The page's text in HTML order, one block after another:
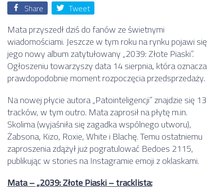
Share Tweet
Mata przyszedł dziś do fanów ze świetnymi
wiadomościami. Jeszcze w tym roku na rynku pojawi się
jego nowy album zatytułowany „2039: Złote Piaski”.
Ogłoszeniu towarzyszy data 14 sierpnia, która oznacza
prawdopodobnie moment rozpoczęcia przedsprzedaży.
Na nowej płycie autora „Patointeligencji” znajdzie się 13
tracków, w tym outro. Mata zaprosił na płytę m.in.
Skolima (wyjaśniła się zagadka wspólnego utworu),
Żabsona, Kizo, Roxie, White i Blachę. Temu ostatniemu
zaproszenia zdążył już pogratulować Bedoes 2115,
publikując w stories na Instagramie emoji z oklaskami.
Mata – „2039: Złote Piaski – tracklista: